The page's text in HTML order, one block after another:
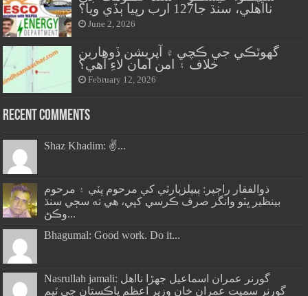
نااهلي، سنڌ جا127 ارب رپيا ٻڏي ويا؟
June 2, 2026
گهوٽڪي جي ڪچي ۾ آپريشن ڏوهارين
خلاف ۽ امن امان لاءِ آهي؟
February 12, 2026
Recent Comments
Shaz Khadim: ✌️...
ذوالفقار راڄپر: پيپلزپارٽي کي مرحوم ڀٽي ۽ مرحوم
بينظير ڀٽو وانگر صرف ڪرسي کپي، هي ته سڄي سنڌ
وڪڻ...
Bhagumal: Good work. Do it...
Nasrullah jamali: گورنر عمران اسماعيل جھڙا نااهل
گورنر سميت عمران خان وزير اعظم پاڪستان جي ٽيم